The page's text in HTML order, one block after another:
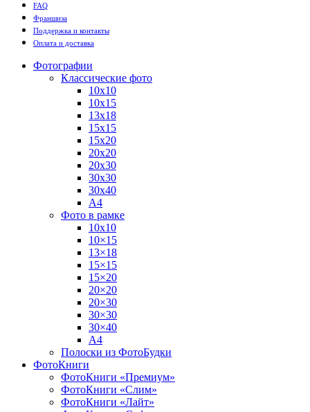
FAQ
Франшиза
Поддержка и контакты
Оплата и доставка
Фотографии
Классические фото
10х10
10х15
13х18
15х15
15х20
20х20
20х30
30х30
30х40
А4
Фото в рамке
10х10
10×15
13×18
15×15
15×20
20×20
20×30
30×30
30×40
A4
Полоски из ФотоБудки
ФотоКниги
ФотоКниги «Премиум»
ФотоКниги «Слим»
ФотоКниги «Лайт»